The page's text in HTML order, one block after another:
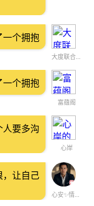
大度联合花粉之泪
一个拥抱
富蕴阁
一个拥抱
心岸
要多沟
心安✨情绪情感
，让自己